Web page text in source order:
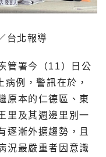
台北報導
管署今（11）日公
例，警訊在於，
原本的仁德區、東
里及其週邊里別一
逐漸外擴趨勢，且
況最嚴重者因意識